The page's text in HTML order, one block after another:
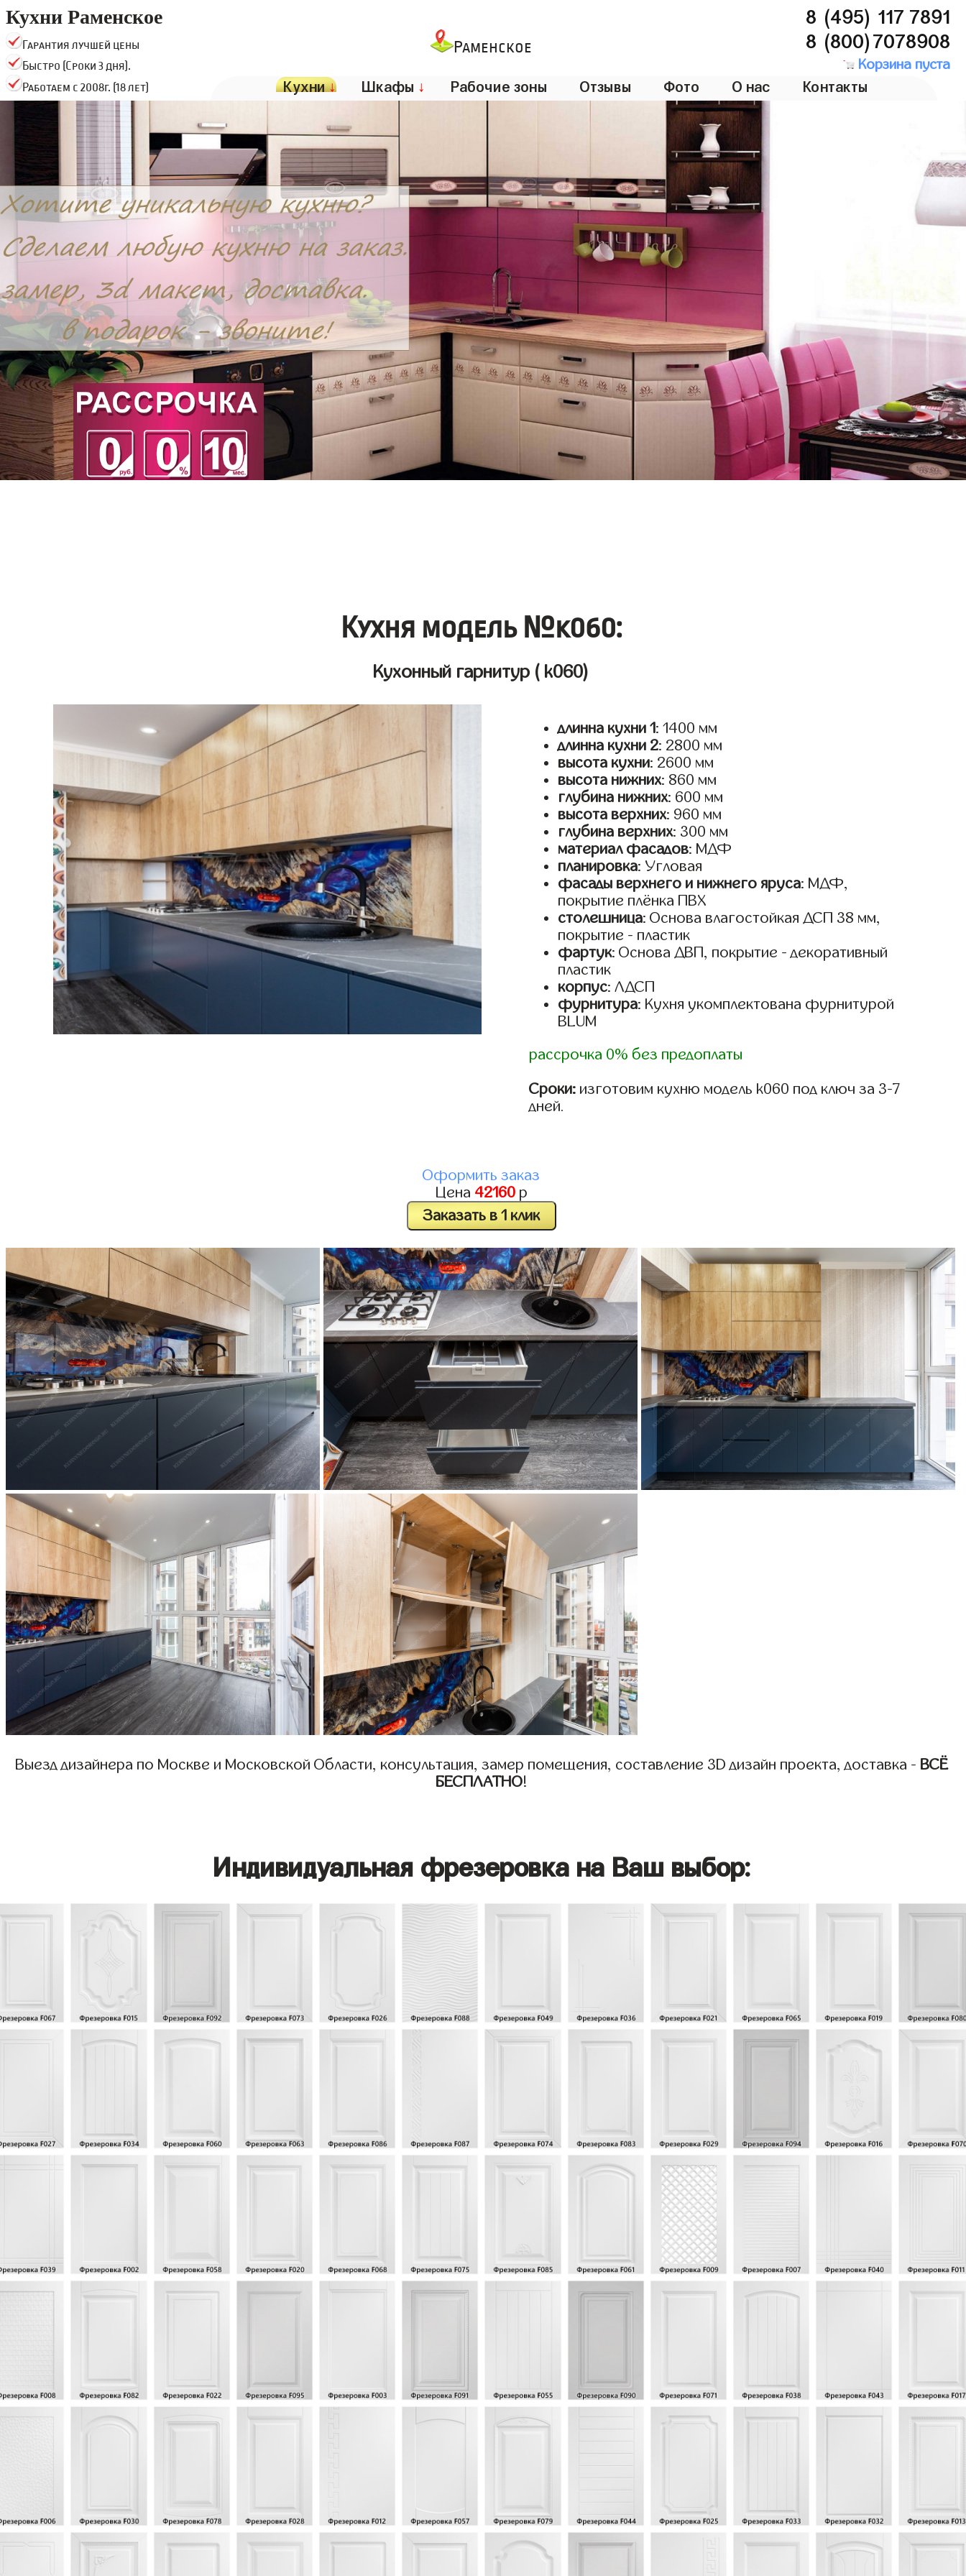
Кухни Раменское
Гарантия лучшей цены
Быстро (Сроки 3 дня).
Работаем с 2008г. (18 лет)
Раменское
8 (495) 117 7891
8 (800)7078908
Корзина пуста
Кухни↓ Шкафы ↓ Рабочие зоны Отзывы Фото О нас Контакты
Кухня модель №k060:
Кухонный гарнитур ( k060)
длинна кухни 1: 1400 мм
длинна кухни 2: 2800 мм
высота кухни: 2600 мм
высота нижних: 860 мм
глубина нижних: 600 мм
высота верхних: 960 мм
глубина верхних: 300 мм
материал фасадов: МДФ
планировка: Угловая
фасады верхнего и нижнего яруса: МДФ,
покрытие плёнка ПВХ
столешница: Основа влагостойкая ДСП 38 мм,
покрытие - пластик
фартук: Основа ДВП, покрытие - декоративный
пластик
корпус: ЛДСП
фурнитура: Кухня укомплектована фурнитурой
BLUM
рассрочка 0% без предоплаты
Сроки: изготовим кухню модель k060 под ключ за 3-7
дней.
Оформить заказ
Цена 42160р
Заказать в 1 клик
Выезд дизайнера по Москве и Московской Области, консультация, замер помещения, составление 3D дизайн проекта, доставка - ВСЁ
БЕСПЛАТНО!
Индивидуальная фрезеровка на Ваш выбор: